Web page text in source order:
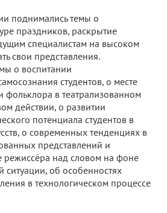
поднимались темы о
праздников, раскрытие
специалистам на высоком
свои представления.
о воспитании
студентов, о месте
в театрализованном
действии, о развитии
потенциала студентов в
о современных тенденциях в
представлений и
режиссёра над словом на фоне
об особенностях
в технологическом процессе